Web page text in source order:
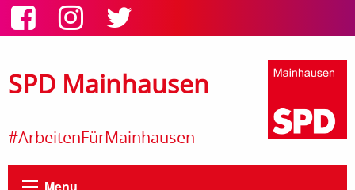
SPD Mainhausen
#ArbeitenFürMainhausen